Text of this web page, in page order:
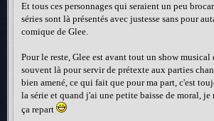
Et tous ces personnages qui seraient un peu
séries sont là présentés avec justesse sans pour
comique de Glee.
Pour le reste, Glee est avant tout un show musical
souvent là pour servir de prétexte aux parties
bien amené, ce qui fait que pour ma part, c'est
la série et quand j'ai une petite baisse de moral,
ça repart